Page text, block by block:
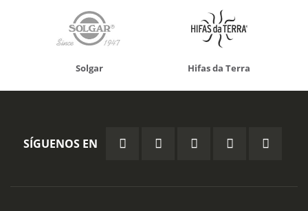
Solgar Hifas da Terra
SÍGUENOS EN